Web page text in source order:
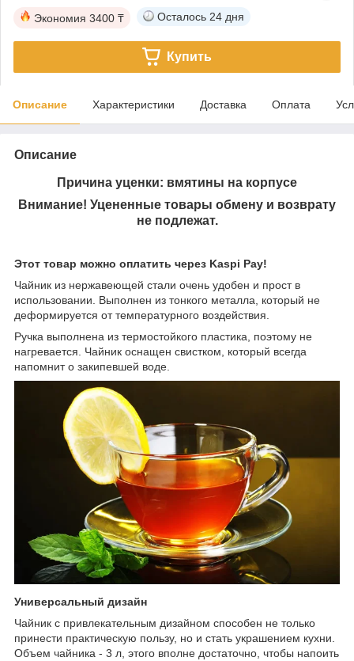
Экономия 3400 ₸ Осталось 24 дня
Купить
Описание Характеристики Доставка Оплата
Описание
Причина уценки: вмятины на корпусе
Внимание! Уцененные товары обмену и возврату
не подлежат.
Этот товар можно оплатить через Kaspi Pay!
Чайник из нержавеющей стали очень удобен и прост в
использовании. Выполнен из тонкого металла, который не
деформируется от температурного воздействия.
Ручка выполнена из термостойкого пластика, поэтому не
нагревается. Чайник оснащен свистком, который всегда
напомнит о закипевшей воде.
Универсальный дизайн
Чайник с привлекательным дизайном способен не только
принести практическую пользу, но и стать украшением кухни.
Объем чайника - 3 л, этого вполне достаточно, чтобы напоить